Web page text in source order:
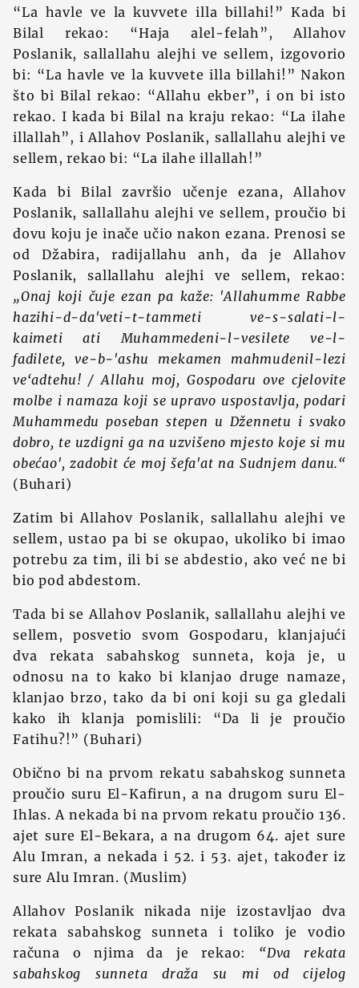
“La havle ve la kuvvete illa billahi!” Kada bi
Bilal rekao: “Haja alel-felah”, Allahov
Poslanik, sallallahu alejhi ve sellem, izgovorio
bi: “La havle ve la kuvvete illa billahi!” Nakon
što bi Bilal rekao: “Allahu ekber”, i on bi isto
rekao. I kada bi Bilal na kraju rekao: “La ilahe
illallah”, i Allahov Poslanik, sallallahu alejhi ve
sellem, rekao bi: “La ilahe illallah!”
Kada bi Bilal završio učenje ezana, Allahov
Poslanik, sallallahu alejhi ve sellem, proučio bi
dovu koju je inače učio nakon ezana. Prenosi se
od Džabira, radijallahu anh, da je Allahov
Poslanik, sallallahu alejhi ve sellem, rekao:
„Onaj koji čuje ezan pa kaže: 'Allahumme Rabbe
hazihi-d-da'veti-t-tammeti ve-s-salati-l-
kaimeti ati Muhammedeni-l-vesilete ve-l-
fadilete, ve-b-'ashu mekamen mahmudenil-lezi
ve‘adtehu! / Allahu moj, Gospodaru ove cjelovite
molbe i namaza koji se upravo uspostavlja, podari
Muhammedu poseban stepen u Džennetu i svako
dobro, te uzdigni ga na uzvišeno mjesto koje si mu
obećao', zadobit će moj šefa'at na Sudnjem danu.“
(Buhari)
Zatim bi Allahov Poslanik, sallallahu alejhi ve
sellem, ustao pa bi se okupao, ukoliko bi imao
potrebu za tim, ili bi se abdestio, ako već ne bi
bio pod abdestom.
Tada bi se Allahov Poslanik, sallallahu alejhi ve
sellem, posvetio svom Gospodaru, klanjajući
dva rekata sabahskog sunneta, koja je, u
odnosu na to kako bi klanjao druge namaze,
klanjao brzo, tako da bi oni koji su ga gledali
kako ih klanja pomislili: “Da li je proučio
Fatihu?!” (Buhari)
Obično bi na prvom rekatu sabahskog sunneta
proučio suru El-Kafirun, a na drugom suru El-
Ihlas. A nekada bi na prvom rekatu proučio 136.
ajet sure El-Bekara, a na drugom 64. ajet sure
Alu Imran, a nekada i 52. i 53. ajet, također iz
sure Alu Imran. (Muslim)
Allahov Poslanik nikada nije izostavljao dva
rekata sabahskog sunneta i toliko je vodio
računa o njima da je rekao: “Dva rekata
sabahskog sunneta draža su mi od cijelog